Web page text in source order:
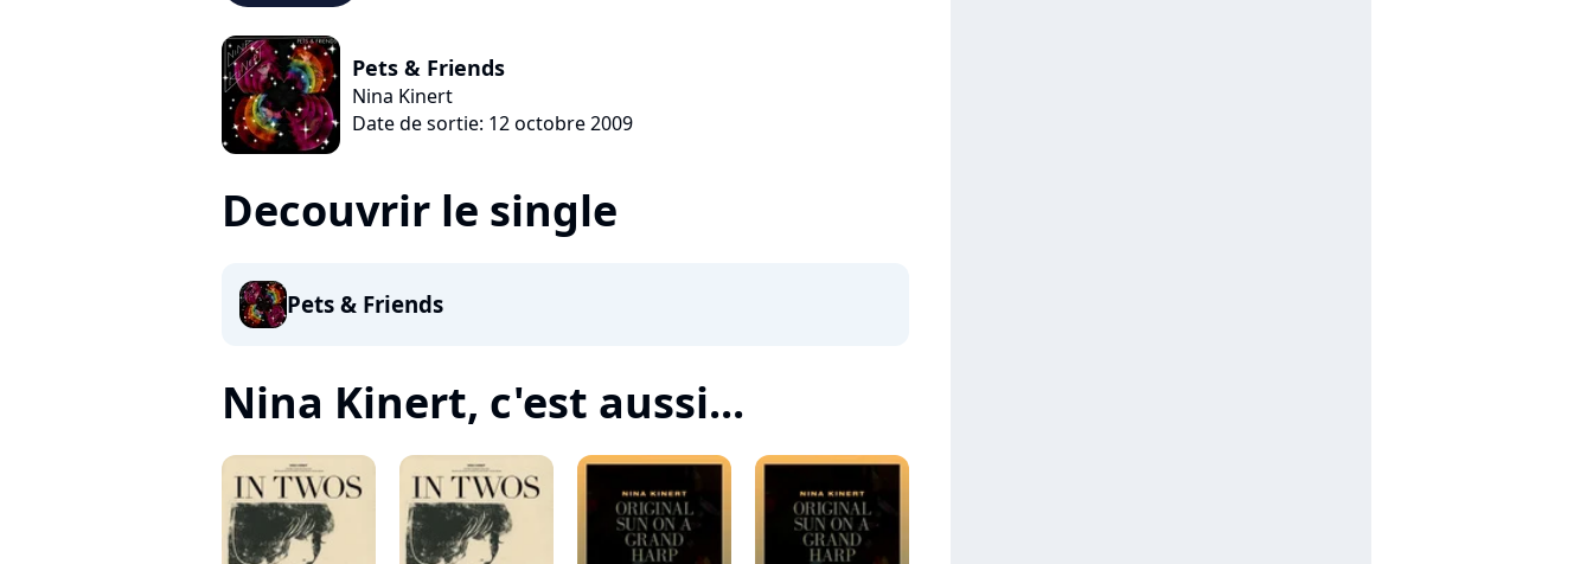
Pets & Friends
Nina Kinert
Date de sortie: 12 octobre 2009
Decouvrir le single
Pets & Friends
Nina Kinert, c'est aussi...